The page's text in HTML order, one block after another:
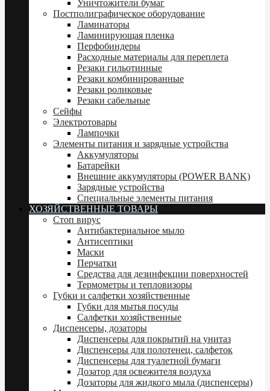
Уничтожители бумаг
Постполиграфическое оборудование
Ламинаторы
Ламинирующая пленка
Перфобиндеры
Расходные материалы для переплета
Резаки гильотинные
Резаки комбинированные
Резаки роликовые
Резаки сабельные
Сейфы
Электротовары
Лампочки
Элементы питания и зарядные устройства
Аккумуляторы
Батарейки
Внешние аккумуляторы (POWER BANK)
Зарядные устройства
Специальные элементы питания
ХОЗЯЙСТВЕННЫЕ ТОВАРЫ
Стоп вирус
Антибактериальное мыло
Антисептики
Маски
Перчатки
Средства для дезинфекции поверхностей
Термометры и тепловизоры
Губки и салфетки хозяйственные
Губки для мытья посуды
Салфетки хозяйственные
Диспенсеры, дозаторы
Диспенсеры для покрытий на унитаз
Диспенсеры для полотенец, салфеток
Диспенсеры для туалетной бумаги
Дозатор для освежителя воздуха
Дозаторы для жидкого мыла (диспенсеры)